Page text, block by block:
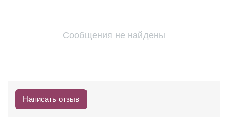
Сообщения не найдены
Написать отзыв